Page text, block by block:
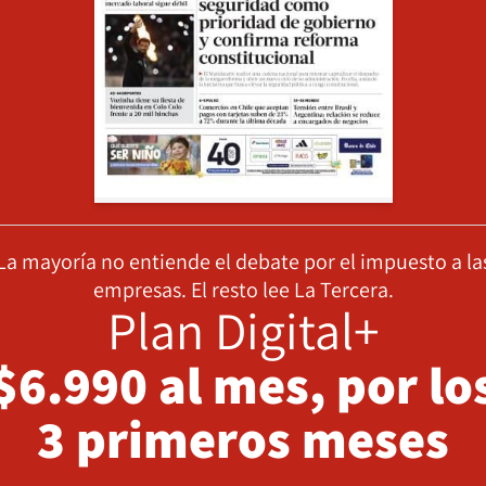
mayoría no entiende el debate por el impuesto a
empresas. El resto lee La Tercera.
Plan Digital+
al mes, por
3 primeros meses